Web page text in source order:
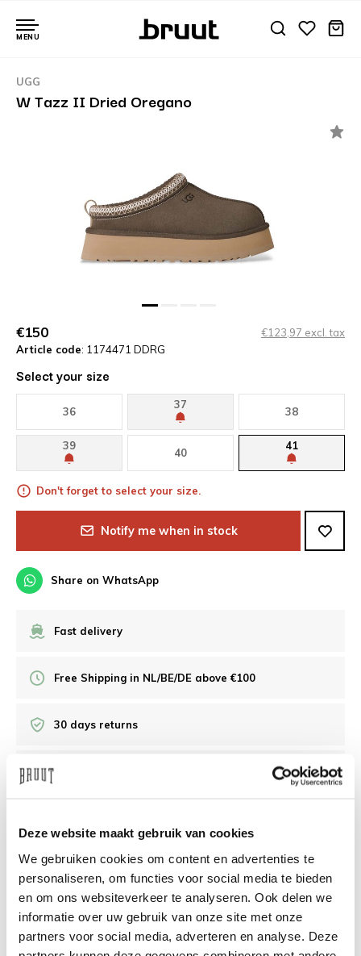
Deze website maakt gebruik van cookies
We gebruiken cookies om content en advertenties te
personaliseren, om functies voor social media te bieden
en om ons websiteverkeer te analyseren. Ook delen we
informatie over uw gebruik van onze site met onze
partners voor social media, adverteren en analyse. Deze
MENU
UGG
W Tazz II Dried Oregano
€150
€123,97 excl. tax
Article code: 1174471 DDRG
Select your size
36
37
38
39
40
41
Don't forget to select your size.
Notify me when in stock
Share on WhatsApp
Fast delivery
Free Shipping in NL/BE/DE above €100
30 days returns
Need help?We're glad to help
info@bruut.nl Live chat Whatsapp
About this product
Shipment and returns